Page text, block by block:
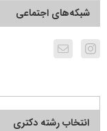
شبکه‌های اجتماعی
انتخاب رشته دکتری